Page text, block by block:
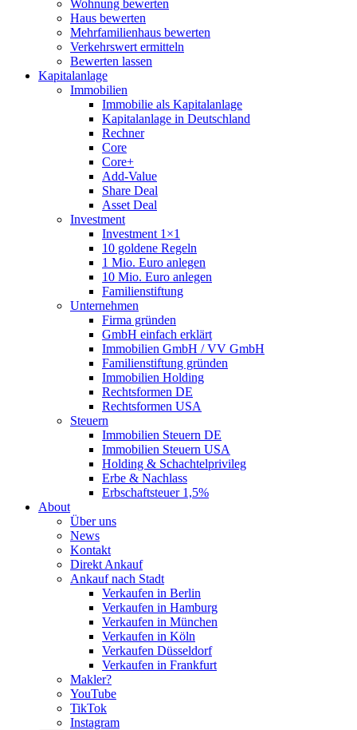
Wohnung bewerten
Haus bewerten
Mehrfamilienhaus bewerten
Verkehrswert ermitteln
Bewerten lassen
Kapitalanlage
Immobilien
Immobilie als Kapitalanlage
Kapitalanlage in Deutschland
Rechner
Core
Core+
Add-Value
Share Deal
Asset Deal
Investment
Investment 1×1
10 goldene Regeln
1 Mio. Euro anlegen
10 Mio. Euro anlegen
Familienstiftung
Unternehmen
Firma gründen
GmbH einfach erklärt
Immobilien GmbH / VV GmbH
Familienstiftung gründen
Immobilien Holding
Rechtsformen DE
Rechtsformen USA
Steuern
Immobilien Steuern DE
Immobilien Steuern USA
Holding & Schachtelprivileg
Erbe & Nachlass
Erbschaftsteuer 1,5%
About
Über uns
News
Kontakt
Direkt Ankauf
Ankauf nach Stadt
Verkaufen in Berlin
Verkaufen in Hamburg
Verkaufen in München
Verkaufen in Köln
Verkaufen Düsseldorf
Verkaufen in Frankfurt
Makler?
YouTube
TikTok
Instagram